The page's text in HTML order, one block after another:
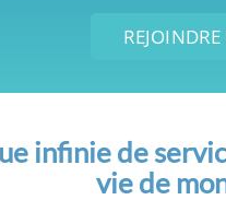
infinie de
vie de